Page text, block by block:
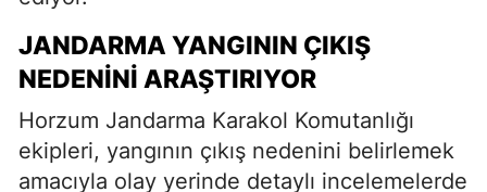
JANDARMA YANGININ ÇIKIŞ
NEDENINI ARAŞTIRIYOR
Horzum Jandarma Karakol Komutanlığı
ekipleri, yangının çıkış nedenini belirlemek
amacıyla olay yerinde detaylı incelemelerde